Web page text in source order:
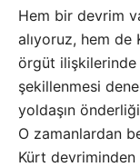
Hem bir devrim
alıyoruz, hem
örgüt ilişkilerinde
şekillenmesi
yoldaşın
O zamanlardan
Kürt